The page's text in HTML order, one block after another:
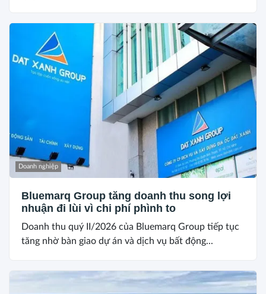
Doanh nghiệp
Bluemarq Group tăng doanh thu song lợi
nhuận đi lùi vì chi phí phình to
Doanh thu quý II/2026 của Bluemarq Group tiếp tục
tăng nhờ bàn giao dự án và dịch vụ bất động...